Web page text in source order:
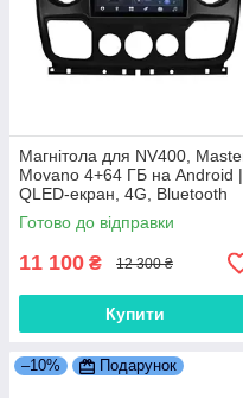
Магнітола для NV400,
Movano 4+64 ГБ на Android |
QLED-екран, 4G, Bluetooth
Готово до відправки
11 100 ₴ 12 300 ₴
Купити
–10% Подарунок